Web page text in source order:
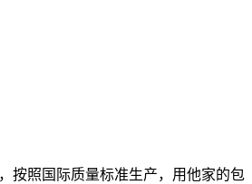
按照国际质量标准生产，用他家的包